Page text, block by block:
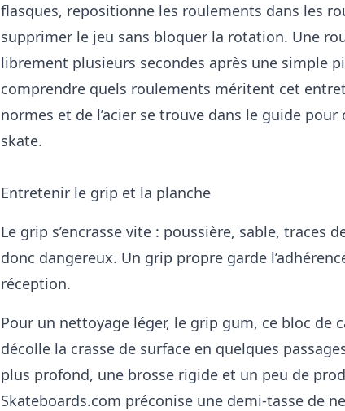
flasques, repositionne les roulements dans les
supprimer le jeu sans bloquer la rotation. Une
librement plusieurs secondes après une simple
comprendre quels roulements méritent cet
normes et de l’acier se trouve dans le guide pour
skate.
Entretenir le grip et la planche
Le grip s’encrasse vite : poussière, sable, traces
donc dangereux. Un grip propre garde
réception.
Pour un nettoyage léger, le grip gum, ce bloc de
décolle la crasse de surface en quelques
plus profond, une brosse rigide et un peu de
Skateboards.com préconise une demi-tasse de